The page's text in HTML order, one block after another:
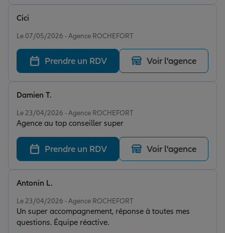
Le 07/05/2026 - Agence ROCHEFORT
Cici
Prendre un RDV Voir l'agence
Le 23/04/2026 - Agence ROCHEFORT
Agence au top conseiller super
Damien T.
Prendre un RDV Voir l'agence
Le 23/04/2026 - Agence ROCHEFORT
Un super accompagnement, réponse à toutes mes
questions. Équipe réactive.
Antonin L.